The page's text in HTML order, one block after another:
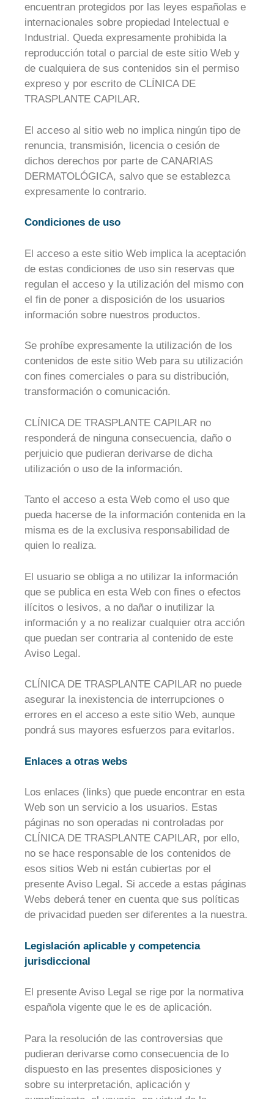
encuentran protegidos por las leyes españolas e
internacionales sobre propiedad Intelectual e
Industrial. Queda expresamente prohibida la
reproducción total o parcial de este sitio Web y
de cualquiera de sus contenidos sin el permiso
expreso y por escrito de CLÍNICA DE
TRASPLANTE CAPILAR.
El acceso al sitio web no implica ningún tipo de
renuncia, transmisión, licencia o cesión de
dichos derechos por parte de CANARIAS
DERMATOLÓGICA, salvo que se establezca
expresamente lo contrario.
Condiciones de uso
El acceso a este sitio Web implica la aceptación
de estas condiciones de uso sin reservas que
regulan el acceso y la utilización del mismo con
el fin de poner a disposición de los usuarios
información sobre nuestros productos.
Se prohíbe expresamente la utilización de los
contenidos de este sitio Web para su utilización
con fines comerciales o para su distribución,
transformación o comunicación.
CLÍNICA DE TRASPLANTE CAPILAR no
responderá de ninguna consecuencia, daño o
perjuicio que pudieran derivarse de dicha
utilización o uso de la información.
Tanto el acceso a esta Web como el uso que
pueda hacerse de la información contenida en la
misma es de la exclusiva responsabilidad de
quien lo realiza.
El usuario se obliga a no utilizar la información
que se publica en esta Web con fines o efectos
ilícitos o lesivos, a no dañar o inutilizar la
información y a no realizar cualquier otra acción
que puedan ser contraria al contenido de este
Aviso Legal.
CLÍNICA DE TRASPLANTE CAPILAR no puede
asegurar la inexistencia de interrupciones o
errores en el acceso a este sitio Web, aunque
pondrá sus mayores esfuerzos para evitarlos.
Enlaces a otras webs
Los enlaces (links) que puede encontrar en esta
Web son un servicio a los usuarios. Estas
páginas no son operadas ni controladas por
CLÍNICA DE TRASPLANTE CAPILAR, por ello,
no se hace responsable de los contenidos de
esos sitios Web ni están cubiertas por el
presente Aviso Legal. Si accede a estas páginas
Webs deberá tener en cuenta que sus políticas
de privacidad pueden ser diferentes a la nuestra.
Legislación aplicable y competencia
jurisdiccional
El presente Aviso Legal se rige por la normativa
española vigente que le es de aplicación.
Para la resolución de las controversias que
pudieran derivarse como consecuencia de lo
dispuesto en las presentes disposiciones y
sobre su interpretación, aplicación y